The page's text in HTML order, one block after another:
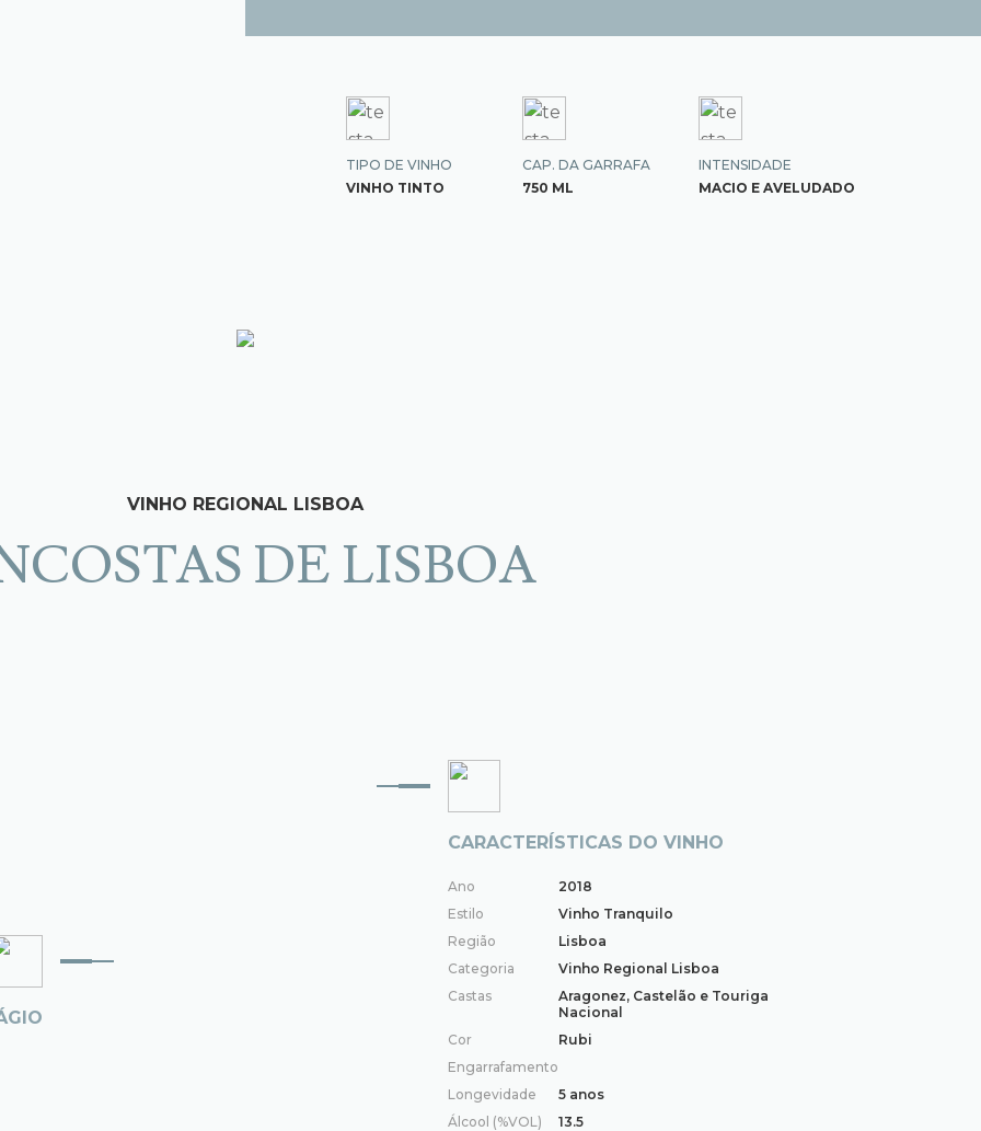
TIPO DE VINHO
VINHO TINTO
CAP. DA GARRAFA
750 ML
INTENSIDADE
MACIO E AVELUDADO
VINHO REGIONAL LISBOA
DE LISBOA
CARACTERÍSTICAS DO VINHO
Ano
2018
Estilo
Vinho Tranquilo
Região
Lisboa
Categoria
Vinho Regional Lisboa
Castas
Aragonez, Castelão e Touriga
Nacional
Cor
Rubi
Engarrafamento
Longevidade
5 anos
Álcool (%VOL)
13.5